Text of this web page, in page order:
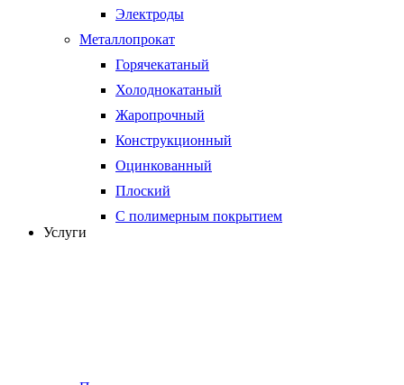
Электроды
Металлопрокат
Горячекатаный
Холоднокатаный
Жаропрочный
Конструкционный
Оцинкованный
Плоский
С полимерным покрытием
Услуги